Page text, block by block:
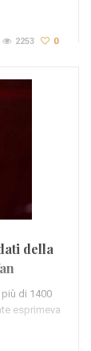
2253 0
della
di 1400
esprimeva